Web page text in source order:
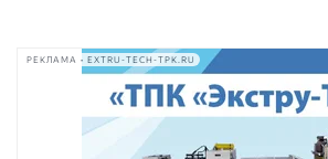
РЕКЛАМА • EXTRU-TECH-TPK.RU